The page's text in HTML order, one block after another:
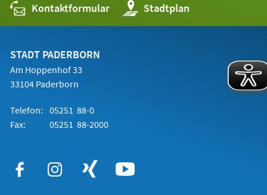
Kontaktformular Stadtplan
(Öffnet
in
einem
STADT PADERBORN
Am Hoppenhof 33
33104 Paderborn
Telefon: 05251 88-0
Fax:
05251 88-2000